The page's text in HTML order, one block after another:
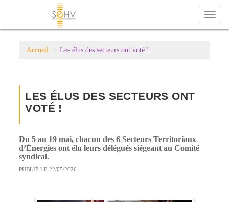
Toggle
Accueil Les élus des secteurs ont voté !
LES ÉLUS DES SECTEURS ONT
VOTÉ !
Du 5 au 19 mai, chacun des 6 Secteurs Territoriaux
d’Énergies ont élu leurs délégués siégeant au Comité
syndical.
PUBLIÉ LE 22/05/2026